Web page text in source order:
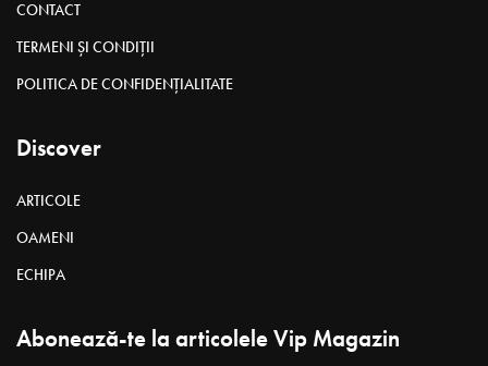
CONTACT
TERMENI ȘI CONDIȚII
POLITICA DE CONFIDENȚIALITATE
Discover
ARTICOLE
OAMENI
ECHIPA
Abonează-te la articolele Vip Magazin